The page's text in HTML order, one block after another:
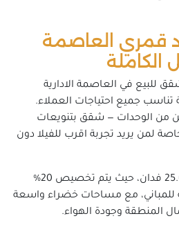
قمري العاصمة
الكاملة
في العاصمة الادارية
جميع احتياجات العملاء.
من الوحدات — شقق بتنويعات
لمن يريد تجربة اقرب للفيلا دون
يمتد الكمبوند على مساحة 25.6 فدان، حيث يتم تخصيص 20%
مع مساحات خضراء واسعة
المنطقة وجودة الهواء.